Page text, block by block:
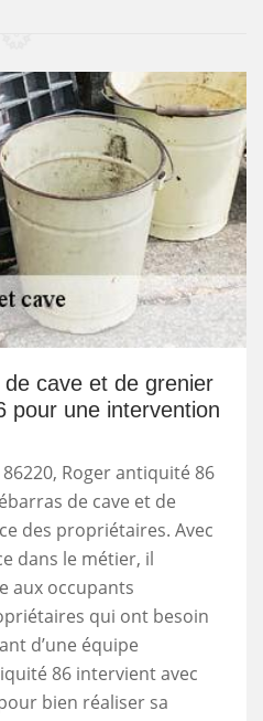
cave et de grenier
pour une intervention
Roger antiquité 86
de cave et de
des propriétaires. Avec
dans le métier, il
aux occupants
qui ont besoin
d’une équipe
86 intervient avec
bien réaliser sa